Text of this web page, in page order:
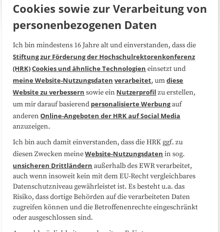
Über uns FAQ
Medienarbeit Kooperationen
Datenschutzerklärung Impressum
Sitemap
Folgen Sie uns
Cookies sowie zur Verarbeitung von
personenbezogenen Daten
Ich bin mindestens 16 Jahre alt und einverstanden, dass die
Stiftung zur Förderung der Hochschulrektorenkonferenz
(HRK)Cookies und ähnliche Technologien einsetzt und
meine Website-Nutzungsdaten verarbeitet, umdiese
Website zu verbessern sowie ein Nutzerprofil zu erstellen,
um mir darauf basierend personalisierte Werbungauf
anderenOnline-Angeboten der HRK auf Social Media
anzuzeigen.
Ich bin auch damit einverstanden, dass die HRK ggf. zu
diesen Zwecken meineWebsite-Nutzungsdaten in sog.
unsicheren Drittländern außerhalb des EWR verarbeitet,
auch wenn insoweit kein mit dem EU-Recht vergleichbares
Datenschutzniveau gewährleistet ist. Es besteht u.a. das
Risiko, dass dortige Behörden auf die verarbeiteten Daten
zugreifen können und die Betroffenenrechte eingeschränkt
oder ausgeschlossen sind.